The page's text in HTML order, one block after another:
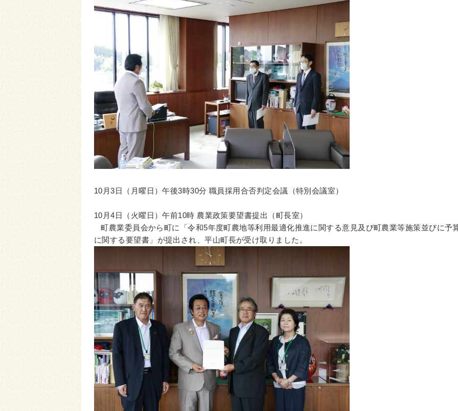
10月3日（月曜日）午後3時30分 職員採用合否判定会議（特別会議室）
10月4日（火曜日）午前10時 農業政策要望書提出（町長室）
町農業委員会から町に「令和5年度町農地等利用最適化推進に関する意見及び町農業等施策並びに予
に関する要望書」が提出され、平山町長が受け取りました。